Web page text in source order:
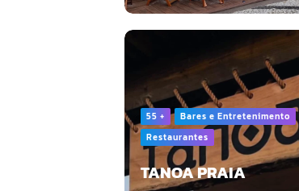
55 +
Bares e Entretenimento
Restaurantes
TANOA PRAIA